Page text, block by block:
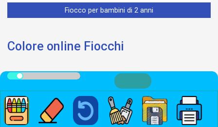
Fiocco per bambini di 2 anni
Colore online Fiocchi